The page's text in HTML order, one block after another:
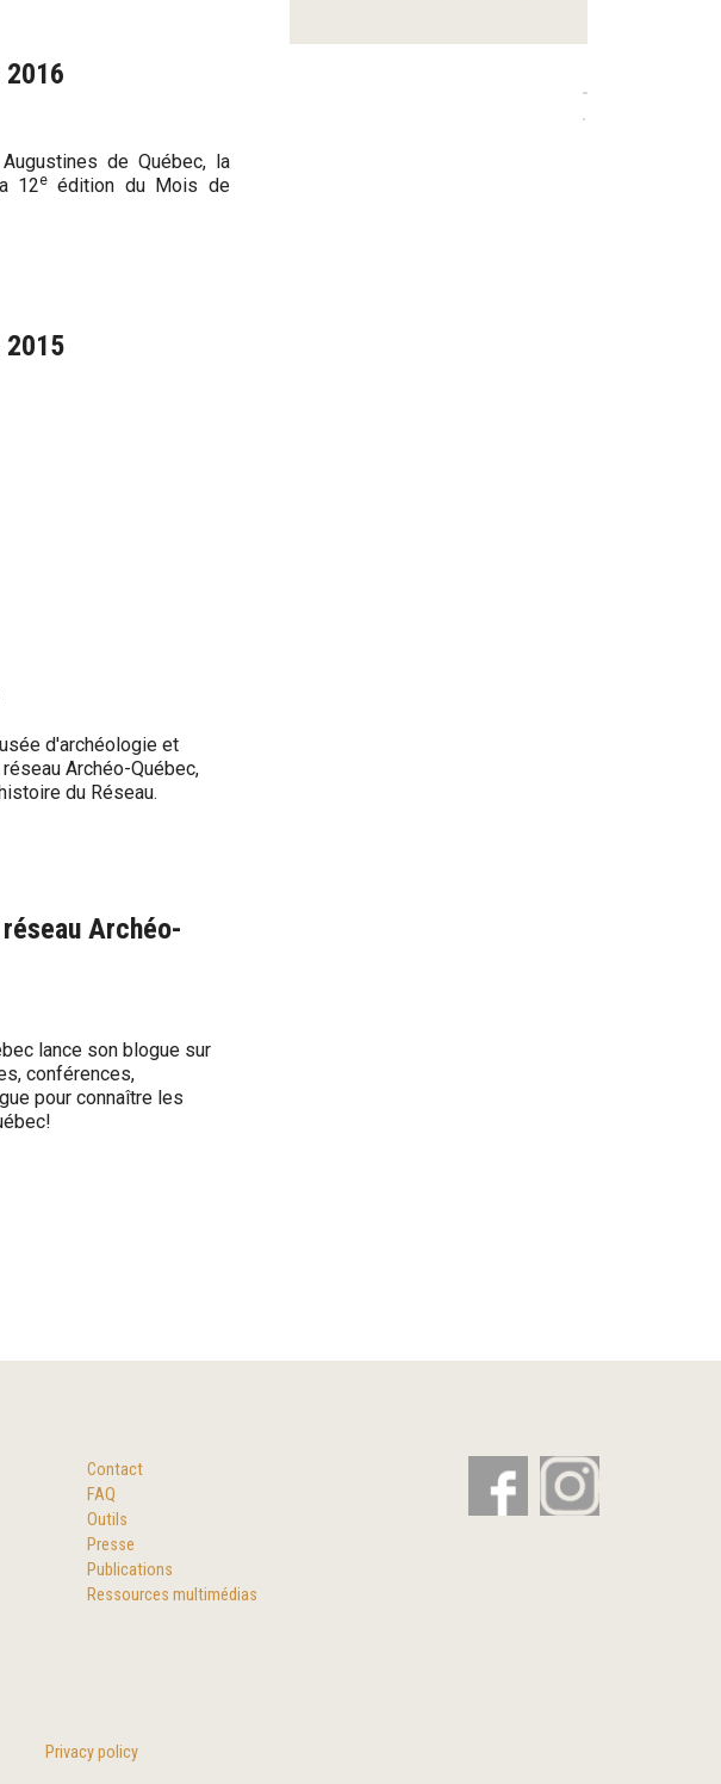
de Québec, la
12e édition du Mois de
2015
d'archéologie et
Archéo-Québec,
du Réseau.
Archéo-
lance son blogue sur
conférences,
pour connaître les
Contact
FAQ
Outils
Presse
Publications
Ressources multimédias
Privacy policy